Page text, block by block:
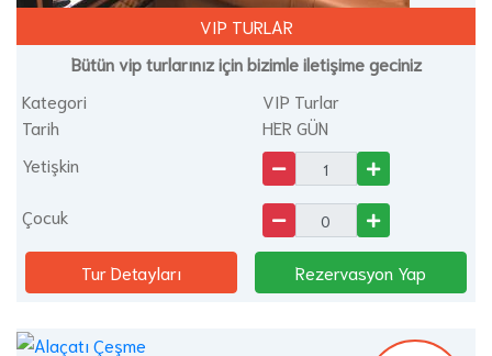
VIP TURLAR
Bütün vip turlarınız için bizimle iletişime geciniz
Kategori
VIP Turlar
Tarih
HER GÜN
Yetişkin
Çocuk
Tur Detayları Rezervasyon Yap